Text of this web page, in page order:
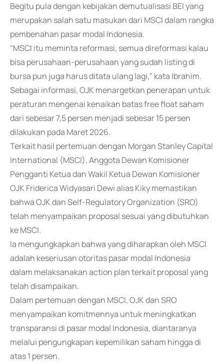
Begitu pula dengan kebijakan demutualisasi BEI yang
merupakan salah satu masukan dari MSCI dalam rangka
pembenahan pasar modal Indonesia.
"MSCI itu meminta reformasi, semua direformasi kalau
bisa perusahaan-perusahaan yang sudah listing di
bursa pun juga harus ditata ulang lagi," kata Ibrahim.
Sebagai informasi, OJK menargetkan penerapan untuk
peraturan mengenai kenaikan batas free float saham
dari sebesar 7,5 persen menjadi sebesar 15 persen
dilakukan pada Maret 2026.
Terkait hasil pertemuan dengan Morgan Stanley Capital
International (MSCI), Anggota Dewan Komisioner
Pengganti Ketua dan Wakil Ketua Dewan Komisioner
OJK Friderica Widyasari Dewi alias Kiky memastikan
bahwa OJK dan Self-Regulatory Organization (SRO)
telah menyampaikan proposal sesuai yang dibutuhkan
ke MSCI.
Ia mengungkapkan bahwa yang diharapkan oleh MSCI
adalah keseriusan otoritas pasar modal Indonesia
dalam melaksanakan action plan terkait proposal yang
telah disampaikan.
Dalam pertemuan dengan MSCI, OJK dan SRO
menyampaikan komitmennya untuk meningkatkan
transparansi di pasar modal Indonesia, diantaranya
melalui pengungkapan kepemilikan saham hingga di
atas 1 persen.